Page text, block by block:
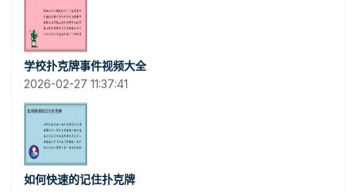
学校扑克牌事件视频大全
2026-02-27 11:37:41
如何快速的记住扑克牌